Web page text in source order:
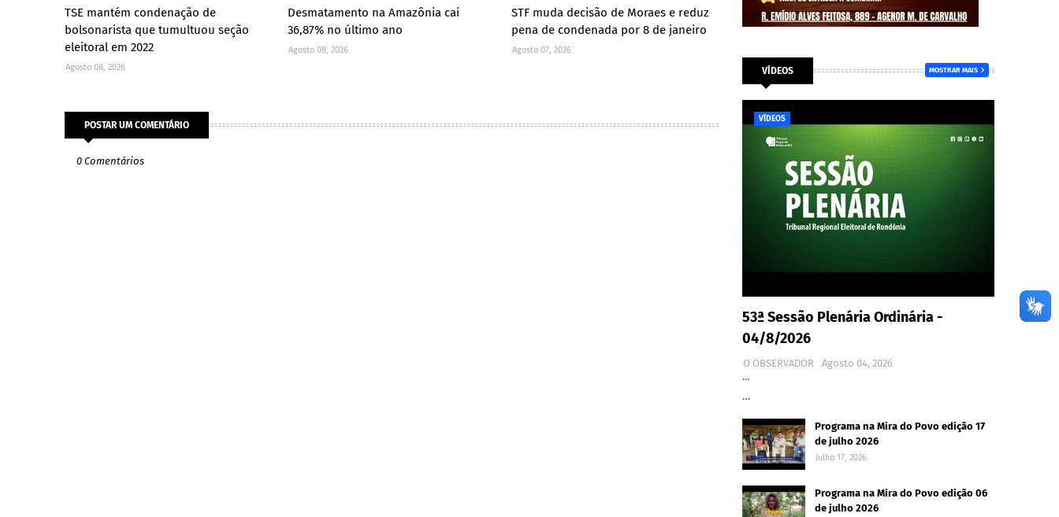
TSE mantém condenação de
bolsonarista que tumultuou seção
eleitoral em 2022
Agosto 08, 2026
Desmatamento na Amazônia cai
36,87% no último ano
Agosto 08, 2026
STF muda decisão de Moraes e reduz
pena de condenada por 8 de janeiro
Agosto 07, 2026
POSTAR UM COMENTÁRIO
0 Comentários
VÍDEOS MOSTRAR MAIS
VÍDEOS
53ª Sessão Plenária Ordinária -
04/8/2026
O OBSERVADOR
Agosto 04, 2026
…
…
Programa na Mira do Povo edição 17
de julho 2026
Julho 17, 2026
Programa na Mira do Povo edição 06
de julho 2026